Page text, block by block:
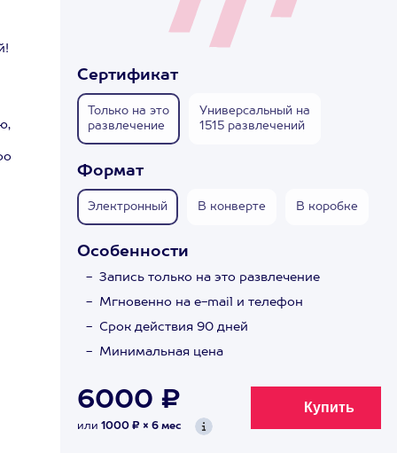
Сертификат
Только на это
развлечение
Универсальный на
1515 развлечений
Формат
Электронный В конверте В коробке
Особенности
Запись только на это развлечение
Мгновенно на e-mail и телефон
Срок действия 90 дней
Минимальная цена
6000 ₽
или 1000 ₽ × 6 мес